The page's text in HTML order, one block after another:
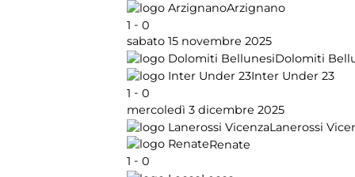
Arzignano
1 - 0
sabato 15 novembre 2025
Dolomiti
Inter Under 23
1 - 0
mercoledì 3 dicembre 2025
Lanerossi
Renate
1 - 0